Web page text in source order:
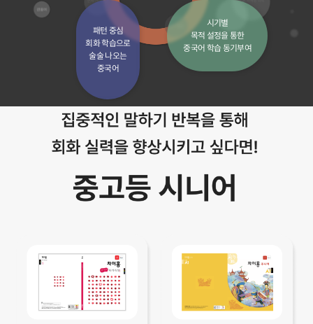
패턴 중심
회화 학습으로
술술 나오는
중국어
시기별
목적 설정을 통한
중국어 학습 동기부여